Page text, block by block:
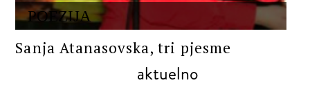
POEZIJA
Sanja Atanasovska, tri pjesme
aktuelno